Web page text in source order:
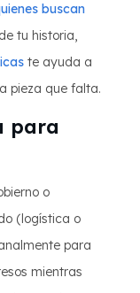
buscan
tu historia,
te ayuda a
pieza que falta.
para
o
(logística o
para
mientras